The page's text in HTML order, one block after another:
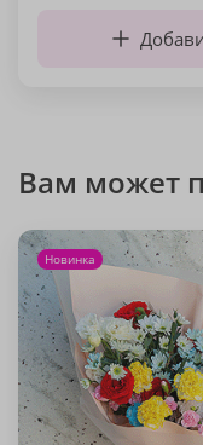
Вам может
Новинка